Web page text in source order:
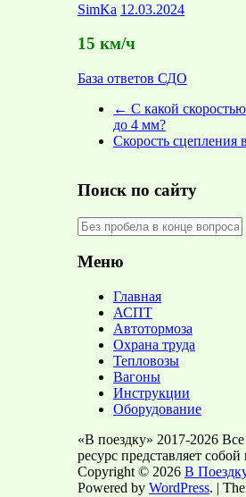
SimKa 12.03.2024
15 км/ч
База ответов СДО
← С какой
до 4 мм?
Скорость
Поиск по сайту
Меню
Главная
АСПТ
Автотормоза
Охрана труда
Тепловозы
Вагоны
Инструкции
Оборудование
«В поездку» 2017-2026
ресурс представляет
Copyright © 2026 В Поездку
Powered by WordPress. |